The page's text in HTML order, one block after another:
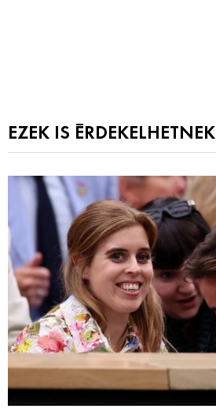
EZEK IS ÉRDEKELHETNEK